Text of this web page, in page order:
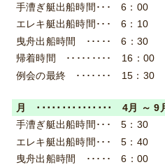
6：00
6：10
6：30
16：00
15：30
4月 ～ 9
5：30
5：40
6：00